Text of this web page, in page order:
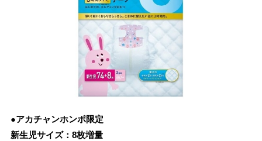
●アカチャンホンポ限定
新生児サイズ：8枚増量